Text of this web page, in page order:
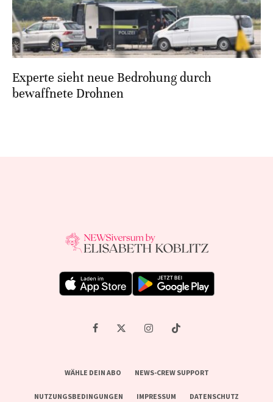
Experte sieht neue Bedrohung durch
bewaffnete Drohnen
WÄHLE DEIN ABO NEWS-CREW SUPPORT
NUTZUNGSBEDINGUNGEN IMPRESSUM DATENSCHUTZ